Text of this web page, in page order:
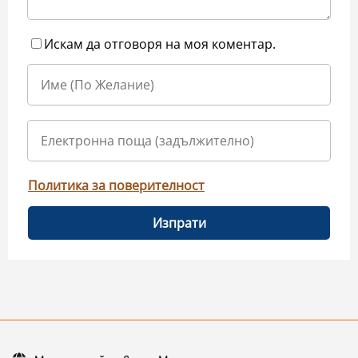
Искам да отговоря на моя коментар.
Политика за поверителност
Изпрати